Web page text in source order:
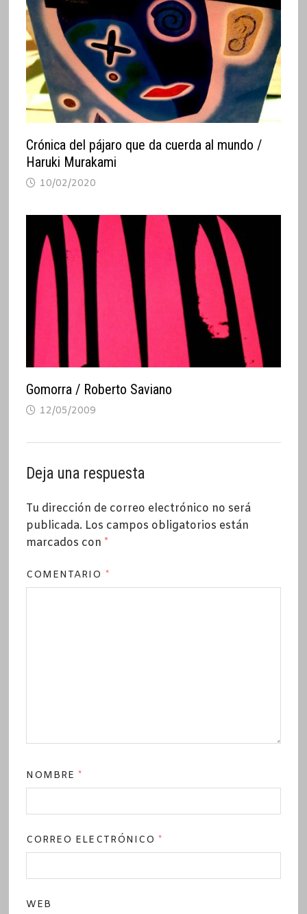
Crónica del pájaro que da cuerda al mundo /
Haruki Murakami
10/02/2020
Gomorra / Roberto Saviano
12/05/2009
Deja una respuesta
Tu dirección de correo electrónico no será
publicada. Los campos obligatorios están
marcados con *
COMENTARIO *
NOMBRE*
CORREO ELECTRÓNICO*
WEB